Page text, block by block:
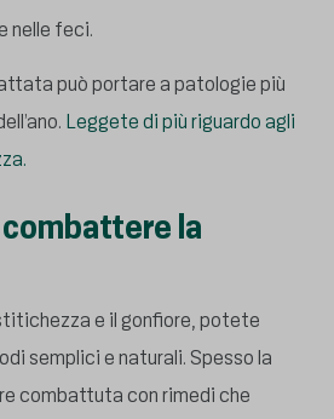
nelle feci.
può portare a patologie più
Leggete di più riguardo agli
la
e il gonfiore, potete
semplici e naturali. Spesso la
combattuta con rimedi che